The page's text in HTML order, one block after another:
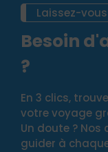
Laissez-
Besoin
?
En 3 clics,
votre voyage
Un doute ?
guider à